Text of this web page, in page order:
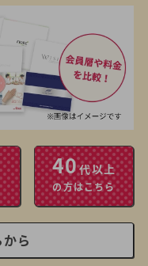
40代以上
の方はこちら
ら